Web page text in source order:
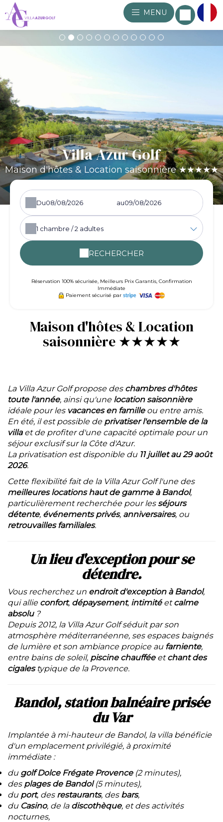
MENU
Villa Azur Golf
Maison d'hôtes & Location saisonnière ★★★★★
Du au
1 chambre /2 adultes
RECHERCHER
Réservation 100% sécurisée, Meilleurs Prix Garantis, Confirmation
Immédiate
Paiement sécurisé par
Maison d'hôtes & Location
saisonnière ★★★★★
La Villa Azur Golf propose des chambres d'hôtes
toute l'année, ainsi qu'une location saisonnière
idéale pour les vacances en familleou entre amis.
En été, il est possible de privatiser l'ensemble de la
villaet de profiter d'une capacité optimale pour un
séjour exclusif sur la Côte d'Azur.
La privatisation est disponible du 11 juillet au 29 août
2026.
Cette flexibilité fait de la Villa Azur Golf l'une des
meilleures locations haut de gamme à Bandol,
particulièrement recherchée pour lesséjours
détente, événements privés, anniversaires, ou
retrouvailles familiales.
Un lieu d'exception pour se
détendre.
Vous recherchez un endroit d'exception à Bandol,
qui allie confort, dépaysement, intimitéetcalme
absolu?
Depuis 2012, la Villa Azur Golf séduit par son
atmosphère méditerranéenne, ses espaces baignés
de lumière et son ambiance propice au farniente,
entre bains de soleil, piscine chaufféeetchant des
cigalestypique de la Provence.
Bandol, station balnéaire prisée
du Var
Implantée à mi-hauteur de Bandol, la villa bénéficie
d'un emplacement privilégié, à proximité
immédiate :
du golf Dolce Frégate Provence(2 minutes),
des plages de Bandol(5 minutes),
du port, des restaurants, des bars,
du Casino, de la discothèque, et des activités
nocturnes,